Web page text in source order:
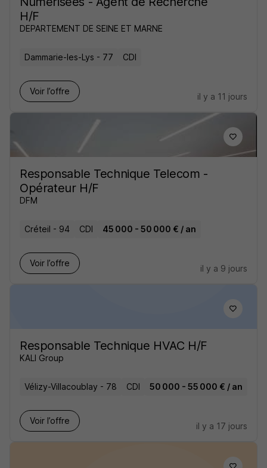
H/F
DEPARTEMENT DE SEINE ET MARNE
Dammarie-les-Lys - 77 CDI
Voir l’offre
il y a 11 jours
Responsable Technique Telecom -
Opérateur H/F
DFM
Créteil - 94 CDI 45 000 - 50 000 € / an
Voir l’offre
il y a 9 jours
Responsable Technique HVAC H/F
KALI Group
Vélizy-Villacoublay - 78 CDI 50 000 - 55 000 € / an
Voir l’offre
il y a 17 jours